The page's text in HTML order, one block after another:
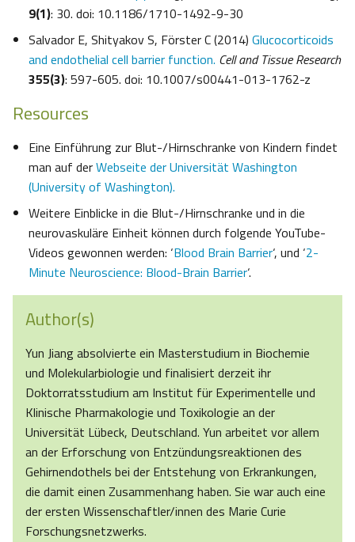
9(1): 30. doi: 10.1186/1710-1492-9-30
Salvador E, Shityakov S, Förster C (2014) Glucocorticoids
and endothelial cell barrier function. Cell and Tissue Research
355(3): 597-605. doi: 10.1007/s00441-013-1762-z
Resources
Eine Einführung zur Blut-/Hirnschranke von Kindern findet
man auf derWebseite der Universität Washington
(University of Washington).
Weitere Einblicke in die Blut-/Hirnschranke und in die
neurovaskuläre Einheit können durch folgende YouTube-
Videos gewonnen werden: ‘Blood Brain Barrier‘, und ‘2-
Minute Neuroscience: Blood-Brain Barrier‘.
Author(s)
Yun Jiang absolvierte ein Masterstudium in Biochemie
und Molekularbiologie und finalisiert derzeit ihr
Doktorratsstudium am Institut für Experimentelle und
Klinische Pharmakologie und Toxikologie an der
Universität Lübeck, Deutschland. Yun arbeitet vor allem
an der Erforschung von Entzündungsreaktionen des
Gehirnendothels bei der Entstehung von Erkrankungen,
die damit einen Zusammenhang haben. Sie war auch eine
der ersten Wissenschaftler/innen des Marie Curie
Forschungsnetzwerks.